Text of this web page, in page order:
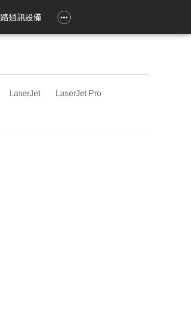
企業大宗採購專區企業禮贈品採購專區
黑白雷射印表機
黑白多功能印表機
腦
華碩
普
Swift Go
Nitro Lite
旗艦雷射
雷射短焦
碼標籤機
條碼掃瞄器
出機
DesignJet
用螢幕
螢幕
SSD 固態硬碟
通訊設備
網狀路由器
分享器
LaserJet LaserJet Pro